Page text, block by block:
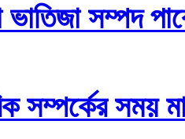
সম্পদ
সম্পর্কের